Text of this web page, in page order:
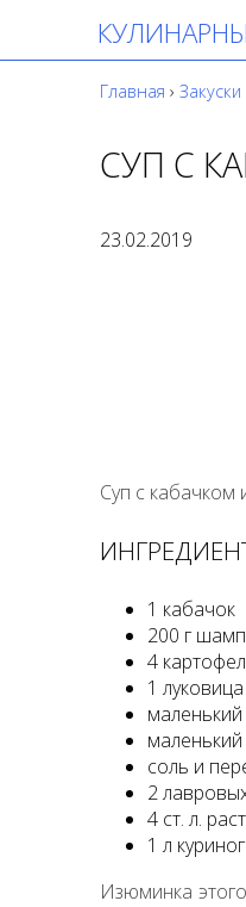
Главная › Закуски
СУП С
23.02.2019
Суп с кабачком
1 кабачок
200 г
4
1 луковица
соль и
2
4 ст. л.
1 л
Изюминка